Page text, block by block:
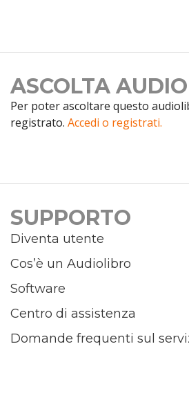
ASCOLTA
Per poter ascoltare questo
registrato. Accedi o registrati.
SUPPORTO
Diventa utente
Cos’è un Audiolibro
Software
Centro di assistenza
Domande frequenti sul